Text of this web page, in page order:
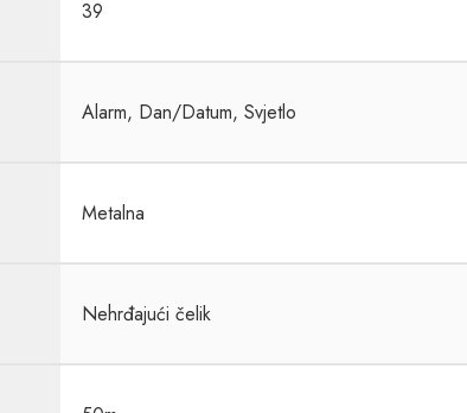
39
Alarm, Dan/Datum, Svjetlo
Metalna
Nehrđajući čelik